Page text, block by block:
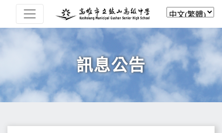
訊息公告